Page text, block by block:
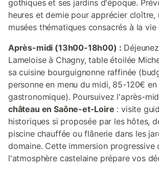
gothiques et ses jardins d'époque.
heures et demie pour apprécier
musées thématiques consacrés à la vie
Après-midi (13h00-18h00) :
Lameloise à Chagny, table étoilée
sa cuisine bourguignonne raffinée
personne en menu du midi, 85-120€ en
gastronomique). Poursuivez l'après-
château en Saône-et-Loire : visite
historiques si proposée par les hôtes,
piscine chauffée ou flânerie dans les
domaine. Cette immersion progressive
l'atmosphère castelaine prépare vos